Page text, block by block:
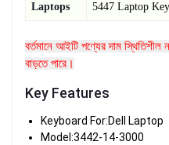
Laptops
5447 Laptop
বর্তমানে আইটি পণ্যের দাম স্থিতিশীল
বাড়তে পারে।
Key Features
Keyboard For:Dell Laptop
Model:3442-14-3000